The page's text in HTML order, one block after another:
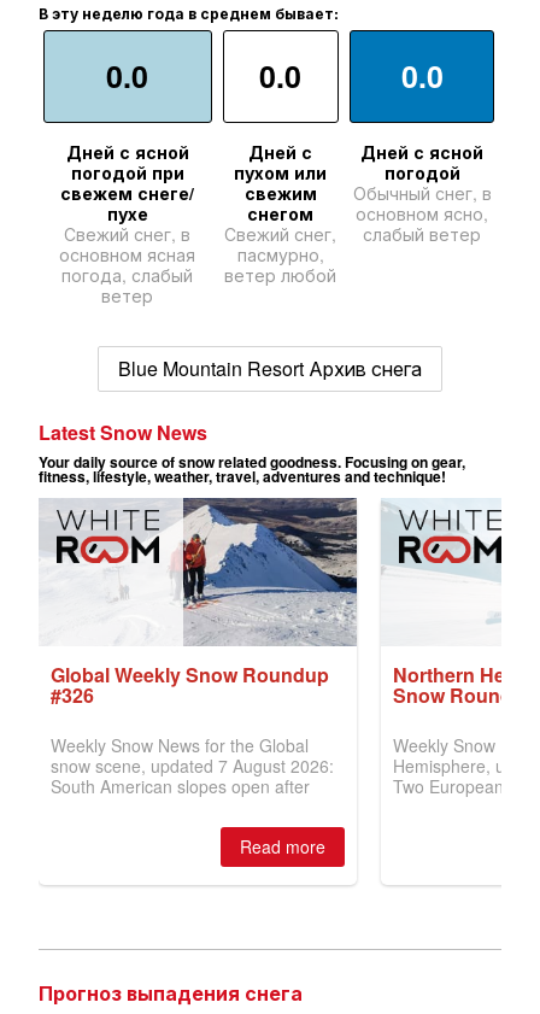
В эту неделю года в среднем бывает:
0.0
Дней с ясной
погодой при
свежем снеге/
пухе
Свежий снег, в
основном ясная
погода, слабый
ветер
0.0
Дней с
пухом или
свежим
снегом
Свежий снег,
пасмурно,
ветер любой
0.0
Дней с ясной
погодой
Обычный снег, в
основном ясно,
слабый ветер
Blue Mountain Resort Архив снега
Прогноз выпадения снега